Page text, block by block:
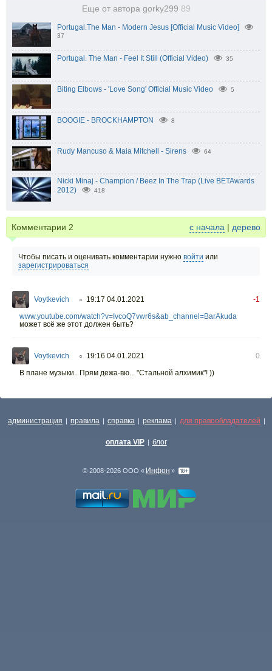
Еще от автора gorky299 89
Portugal.The Man - Modern Jesus [Official Music Video]
37
Portugal. The Man - Feel It Still (Official Video) 35
Biting Elbows - 'Love Song' Official Music Video 5
BOOGIE - BROCKHAMPTON 8
Rudy Mancuso & Maia Mitchell - Sirens 64
Nicki Minaj - Champion / Beez In The Trap (Live BETAwards
2012)
418
Комментарии 2 с начала | дерево
Чтобы писать и оценивать комментарии нужно войти или
зарегистрироваться
Voytkevich ○ 19:17 04.01.2021
-1
www.youtube.com/watch?v=IvcoQ7vwr6s&ab_channel=BarAkuda
может всё же этот должен быть?
Voytkevich ○ 19:16 04.01.2021
0
В плане музыки.. Прям дежа-вю... "Стальной алхимик"! ))
администрация | правила | справка | реклама | для правообладателей |
оплата VIP | блог
© 2008-2026 ООО « Инфон »